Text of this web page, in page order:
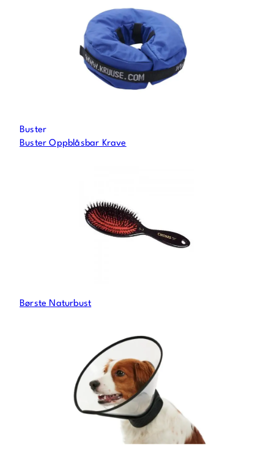
Buster
Buster Oppblåsbar Krave
Børste Naturbust